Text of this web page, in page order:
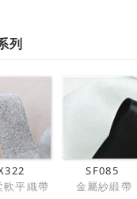
列
軟平織帶
SF085
金屬紗緞帶